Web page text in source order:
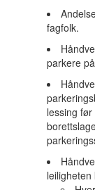
fagfolk.
parkere
lessing